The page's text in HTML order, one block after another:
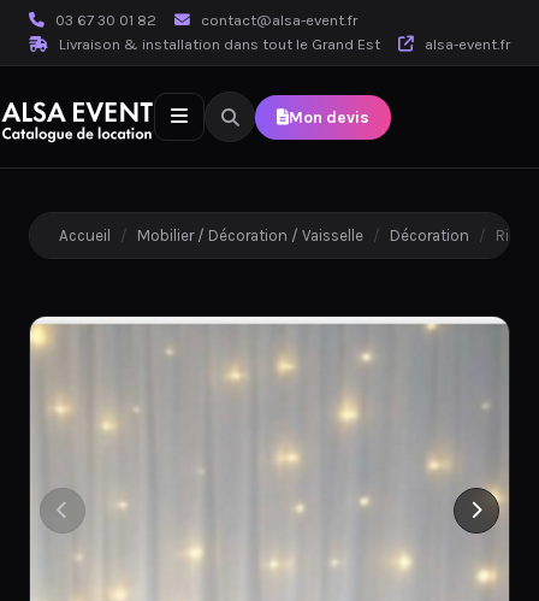
03 67 30 01 82
contact@alsa-event.fr
Livraison & installation dans tout le Grand Est
alsa-event.fr
Mon devis
Accueil / Mobilier / Décoration / Vaisselle / Décoration /